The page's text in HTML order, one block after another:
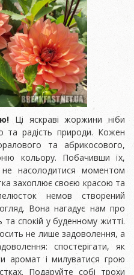
Ці яскраві жоржини ніби
та радість природи. Кожен
та абрикосового,
кольору. Побачивши їх,
насолодитися моментом
захоплює своєю красою та
немов створений
Вона нагадує нам про
та спокій у буденному житті.
не лише задоволення, а
спостерігати, як
аромат і милуватися грою
Подаруйте собі трохи